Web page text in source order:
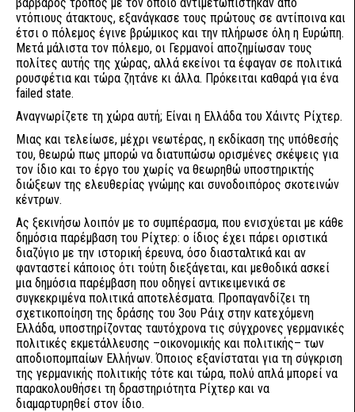
ντόπιους άτακτους, εξανάγκασε τους πρώτους σε αντίποινα και
έτσι ο πόλεμος έγινε βρώμικος και την πλήρωσε όλη η Ευρώπη.
Μετά μάλιστα τον πόλεμο, οι Γερμανοί αποζημίωσαν τους
πολίτες αυτής της χώρας, αλλά εκείνοι τα έφαγαν σε πολιτικά
ρουσφέτια και τώρα ζητάνε κι άλλα. Πρόκειται καθαρά για ένα
failed state.
Αναγνωρίζετε τη χώρα αυτή; Είναι η Ελλάδα του Χάιντς Ρίχτερ.
Μιας και τελείωσε, μέχρι νεωτέρας, η εκδίκαση της υπόθεσής
του, θεωρώ πως μπορώ να διατυπώσω ορισμένες σκέψεις για
τον ίδιο και το έργο του χωρίς να θεωρηθώ υποστηρικτής
διώξεων της ελευθερίας γνώμης και συνοδοιπόρος σκοτεινών
κέντρων.
Ας ξεκινήσω λοιπόν με το συμπέρασμα, που ενισχύεται με κάθε
δημόσια παρέμβαση του Ρίχτερ: ο ίδιος έχει πάρει οριστικά
διαζύγιο με την ιστορική έρευνα, όσο διασταλτικά και αν
φανταστεί κάποιος ότι τούτη διεξάγεται, και μεθοδικά ασκεί
μια δημόσια παρέμβαση που οδηγεί αντικειμενικά σε
συγκεκριμένα πολιτικά αποτελέσματα. Προπαγανδίζει τη
σχετικοποίηση της δράσης του 3ου Ράιχ στην κατεχόμενη
Ελλάδα, υποστηρίζοντας ταυτόχρονα τις σύγχρονες γερμανικές
πολιτικές εκμετάλλευσης –οικονομικής και πολιτικής– των
αποδιοπομπαίων Ελλήνων. Όποιος εξανίσταται για τη σύγκριση
της γερμανικής πολιτικής τότε και τώρα, πολύ απλά μπορεί να
παρακολουθήσει τη δραστηριότητα Ρίχτερ και να
διαμαρτυρηθεί στον ίδιο.